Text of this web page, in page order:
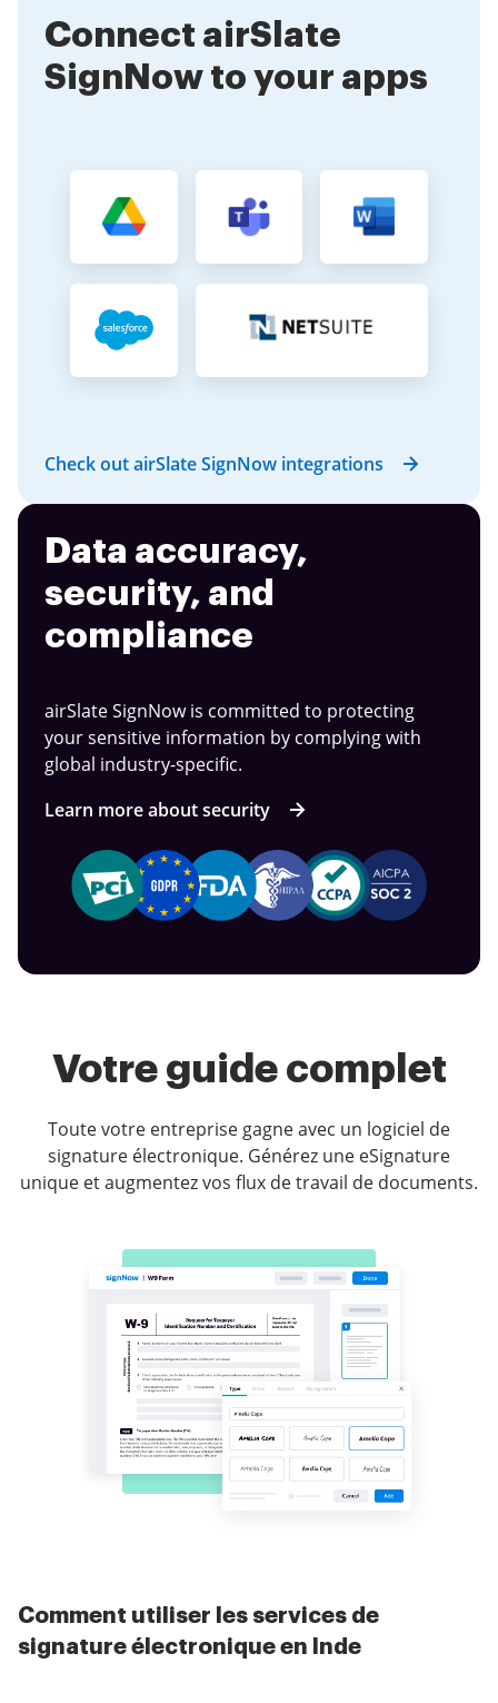
Connect airSlate
SignNow to your apps
Check out airSlate SignNow integrations
Data accuracy,
security, and
compliance
airSlate SignNow is committed to protecting
your sensitive information by complying with
global industry-specific.
Learn more about security
Votre guide complet
Toute votre entreprise gagne avec un logiciel de
signature électronique. Générez une eSignature
unique et augmentez vos flux de travail de documents.
Comment utiliser les services de
signature électronique en Inde